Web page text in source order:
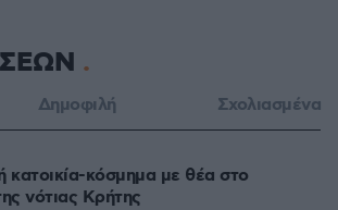
Δημοφιλή Σχολιασμένα
κατοικία-κόσμημα με θέα στο
νότιας Κρήτης